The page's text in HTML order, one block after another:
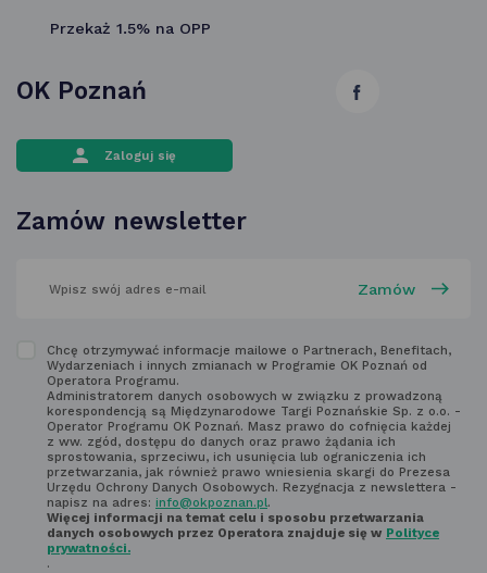
Przekaż 1.5% na OPP
link
OK Poznań
Zaloguj się
Zamów newsletter
poniżej
Zapoznaj
z regulaminem
newsletter'a
Chcę otrzymywać informacje mailowe o Partnerach, Benefitach,
Wydarzeniach i innych zmianach w Programie OK Poznań od
Operatora Programu.
Administratorem danych osobowych w związku z prowadzoną
korespondencją są Międzynarodowe Targi Poznańskie Sp. z o.o. -
Operator Programu OK Poznań. Masz prawo do cofnięcia każdej
z ww. zgód, dostępu do danych oraz prawo żądania ich
sprostowania, sprzeciwu, ich usunięcia lub ograniczenia ich
przetwarzania, jak również prawo wniesienia skargi do Prezesa
Urzędu Ochrony Danych Osobowych. Rezygnacja z newslettera -
napisz na adres: info@okpoznan.pl.
Więcej informacji na temat celu i sposobu przetwarzania
danych osobowych przez Operatora znajduje się w Polityce
prywatności.
.